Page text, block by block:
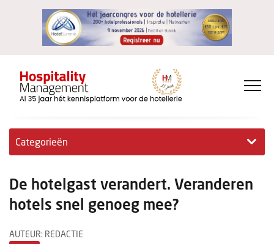
Categorieën
Hotelovernames
De hotelgast verandert. Veranderen
hotels snel genoeg mee?
AUTEUR: REDACTIE